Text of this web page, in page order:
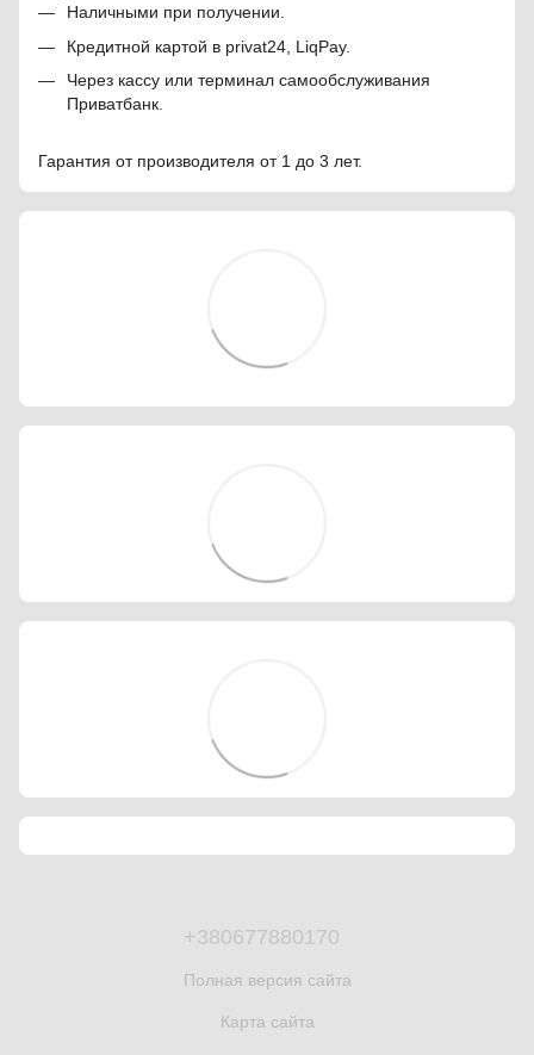
Наличными при получении.
Кредитной картой в privat24, LiqPay.
Через кассу или терминал самообслуживания
Приватбанк.
Гарантия от производителя от 1 до 3 лет.
+380677880170
Полная версия сайта
Карта сайта